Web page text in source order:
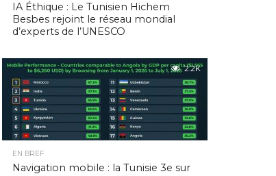
IA Éthique : Le Tunisien Hichem
Besbes rejoint le réseau mondial
d’experts de l’UNESCO
2.2K
EN BREF
Navigation mobile : la Tunisie 3e sur